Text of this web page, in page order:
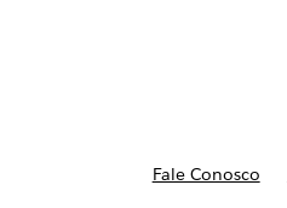
Fale Conosco